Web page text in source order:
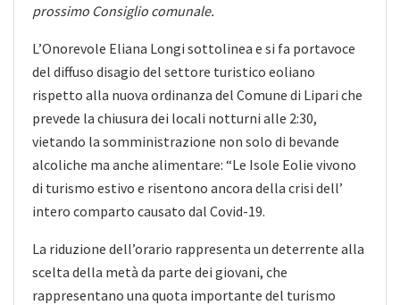
prossimo Consiglio comunale.
L’Onorevole Eliana Longi sottolinea e si fa portavoce
del diffuso disagio del settore turistico eoliano
rispetto alla nuova ordinanza del Comune di Lipari che
prevede la chiusura dei locali notturni alle 2:30,
vietando la somministrazione non solo di bevande
alcoliche ma anche alimentare: “Le Isole Eolie vivono
di turismo estivo e risentono ancora della crisi dell’
intero comparto causato dal Covid-19.
La riduzione dell’orario rappresenta un deterrente alla
scelta della metà da parte dei giovani, che
rappresentano una quota importante del turismo